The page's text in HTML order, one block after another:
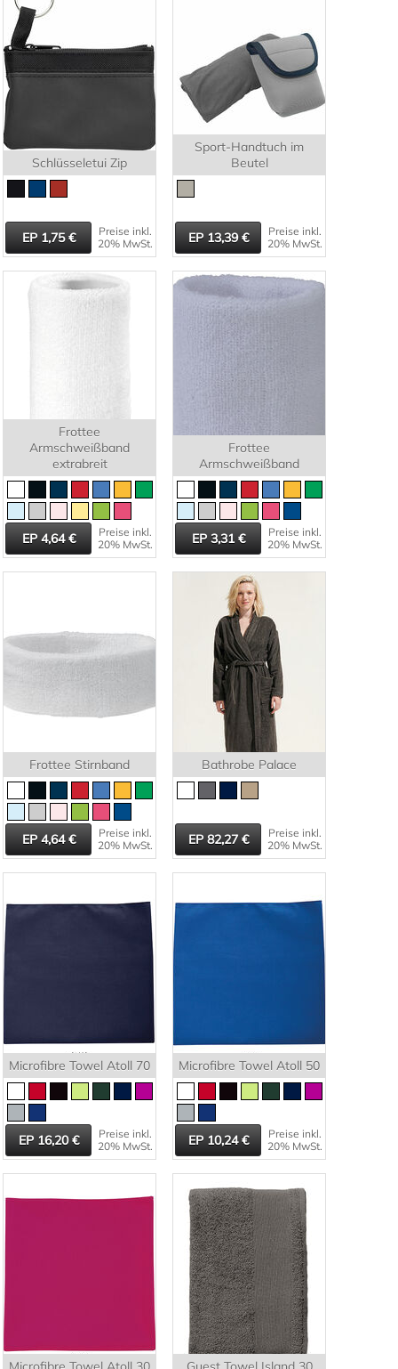
Schlüsseletui Zip
1,75
Preise inkl.
20% MwSt.
Sport-Handtuch im
Beutel
13,39
Preise inkl.
20% MwSt.
Frottee
Armschweißband
extrabreit
4,64
Preise inkl.
20% MwSt.
Frottee
Armschweißband
3,31
Preise inkl.
20% MwSt.
Frottee Stirnband
4,64
Preise inkl.
20% MwSt.
Bathrobe Palace
82,27
Preise inkl.
20% MwSt.
Microfibre Towel Atoll 70
16,20
Preise inkl.
20% MwSt.
Microfibre Towel Atoll 50
10,24
Preise inkl.
20% MwSt.